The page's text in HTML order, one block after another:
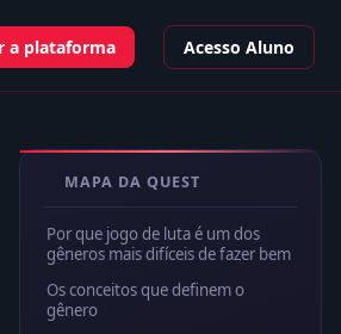
a plataforma Acesso Aluno
MAPA DA QUEST
Por que jogo de luta é um dos
gêneros mais difíceis de fazer bem
Os conceitos que definem o
gênero